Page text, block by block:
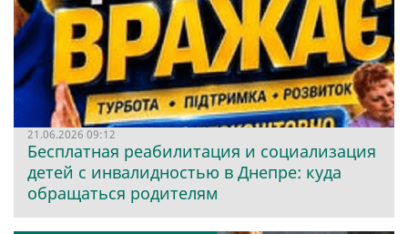
21.06.2026 09:12
Бесплатная реабилитация и социализация
детей с инвалидностью в Днепре: куда
обращаться родителям